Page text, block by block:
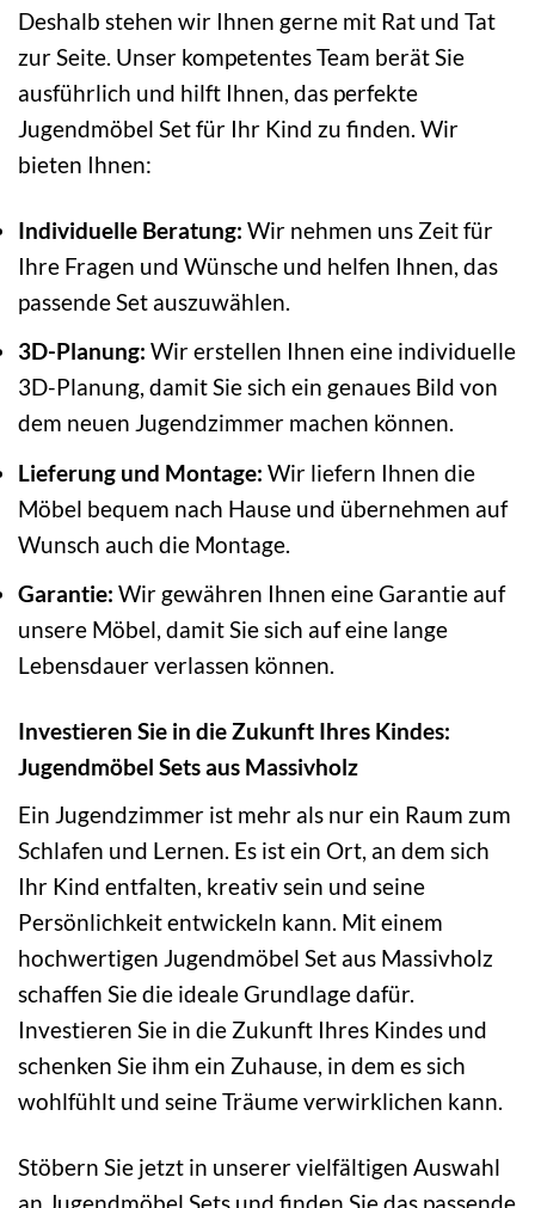
Deshalb stehen wir Ihnen gerne mit Rat und Tat
zur Seite. Unser kompetentes Team berät Sie
ausführlich und hilft Ihnen, das perfekte
Jugendmöbel Set für Ihr Kind zu finden. Wir
bieten Ihnen:
Individuelle Beratung: Wir nehmen uns Zeit für
Ihre Fragen und Wünsche und helfen Ihnen, das
passende Set auszuwählen.
3D-Planung: Wir erstellen Ihnen eine individuelle
3D-Planung, damit Sie sich ein genaues Bild von
dem neuen Jugendzimmer machen können.
Lieferung und Montage: Wir liefern Ihnen die
Möbel bequem nach Hause und übernehmen auf
Wunsch auch die Montage.
Garantie: Wir gewähren Ihnen eine Garantie auf
unsere Möbel, damit Sie sich auf eine lange
Lebensdauer verlassen können.
Investieren Sie in die Zukunft Ihres Kindes:
Jugendmöbel Sets aus Massivholz
Ein Jugendzimmer ist mehr als nur ein Raum zum
Schlafen und Lernen. Es ist ein Ort, an dem sich
Ihr Kind entfalten, kreativ sein und seine
Persönlichkeit entwickeln kann. Mit einem
hochwertigen Jugendmöbel Set aus Massivholz
schaffen Sie die ideale Grundlage dafür.
Investieren Sie in die Zukunft Ihres Kindes und
schenken Sie ihm ein Zuhause, in dem es sich
wohlfühlt und seine Träume verwirklichen kann.
Stöbern Sie jetzt in unserer vielfältigen Auswahl
an Jugendmöbel Sets und finden Sie das passende